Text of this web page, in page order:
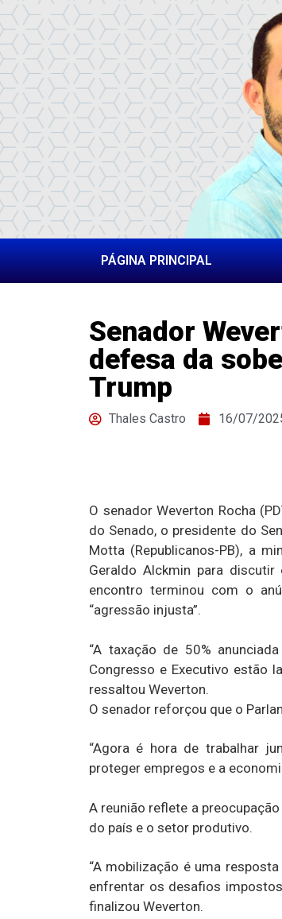
PÁGINA PRINCIPAL
Senador
defesa da
Trump
Thales Castro 16/07/
O senador Weverton Rocha
do Senado, o presidente do
Motta (Republicanos-PB), a
Geraldo Alckmin para
encontro terminou com o
“agressão injusta”.
“A taxação de 50%
Congresso e Executivo estão
ressaltou Weverton.
O senador reforçou que o
“Agora é hora de trabalhar
proteger empregos e a
A reunião reflete a
do país e o setor produtivo.
“A mobilização é uma
enfrentar os desafios
finalizou Weverton.